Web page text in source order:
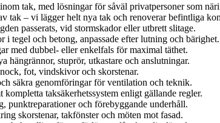
tak, med lösningar för såväl privatpersoner som
tak – vi lägger helt nya tak och renoverar befintliga
passerats, vid stormskador eller utbrett slitage.
i tegel och betong, anpassade efter lutning och bärighet.
med dubbel- eller enkelfals för maximal täthet.
hängrännor, stuprör, utkastare och anslutningar.
fot, vindskivor och skorstenar.
säkra genomföringar för ventilation och teknik.
taksäkerhetssystem enligt gällande regler.
punktreparationer och förebyggande underhåll.
skorstenar, takfönster och möten mot fasad.